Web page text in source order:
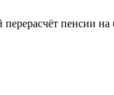
пенсии